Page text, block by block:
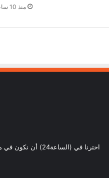
منذ 10 ساعات
اخترنا في